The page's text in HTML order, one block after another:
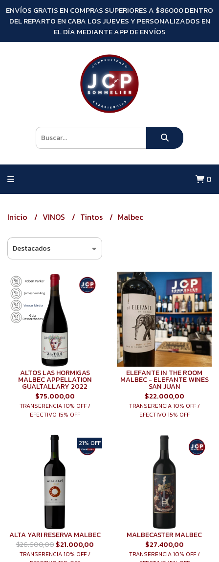
ENVÍOS GRATIS EN COMPRAS SUPERIORES A $86000 DENTRO
DEL REPARTO EN CABA LOS JUEVES Y PERSONALIZADOS EN
EL DÍA MEDIANTE APP DE ENVÍOS
0
Inicio VINOS Tintos Malbec
ALTOS LAS HORMIGAS
MALBEC APPELLATION
GUALTALLARY 2022
$75.000,00
TRANSERENCIA 10% OFF /
EFECTIVO 15% OFF
ELEFANTE IN THE ROOM
MALBEC - ELEFANTE WINES
SAN JUAN
$22.000,00
TRANSERENCIA 10% OFF /
EFECTIVO 15% OFF
21% OFF
ALTA YARI RESERVA MALBEC
$26.600,00$21.000,00
TRANSERENCIA 10% OFF /
MALBECASTER MALBEC
$27.400,00
TRANSERENCIA 10% OFF /